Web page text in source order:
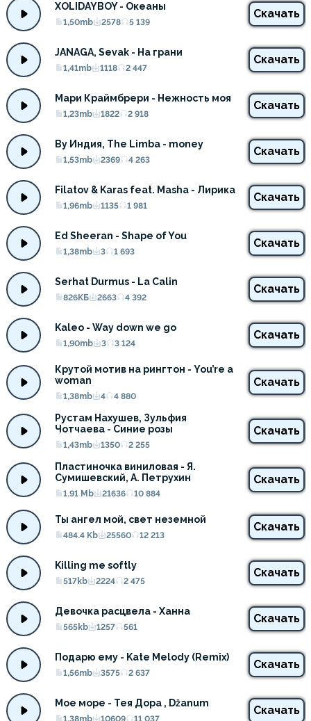
XOLIDAYBOY - Океаны
1,50mb 2578 5 139
Скачать
JANAGA, Sevak - На грани
1,41mb 1118 2 447
Скачать
Мари Краймбрери - Нежность моя
1,23mb 1822 2 918
Скачать
By Индия, The Limba - money
1,53mb 2369 4 263
Скачать
Filatov & Karas feat. Masha - Лирика
1,96mb 1135 1 981
Скачать
Ed Sheeran - Shape of You
1,38mb 3 1 693
Скачать
Serhat Durmus - La Calin
826КБ 2663 4 392
Скачать
Kaleo - Way down we go
1,90mb 3 3 124
Скачать
Крутой мотив на рингтон - You’re a
woman
1,38mb 4 4 880
Скачать
Рустам Нахушев, Зульфия
Чотчаева - Синие розы
1,43mb 1350 2 255
Скачать
Пластиночка виниловая - Я.
Сумишевский, А. Петрухин
1.91 Mb 21636 10 884
Скачать
Ты ангел мой, свет неземной
484.4 Kb 25560 12 213
Скачать
Killing me softly
517kb 2224 2 475
Скачать
Девочка расцвела - Ханна
565kb 1257 561
Скачать
Подарю ему - Kate Melody (Remix)
1,56mb 3575 2 637
Скачать
Мое море - Тея Дора , Džanum
1,38mb 10609 11 037
Скачать